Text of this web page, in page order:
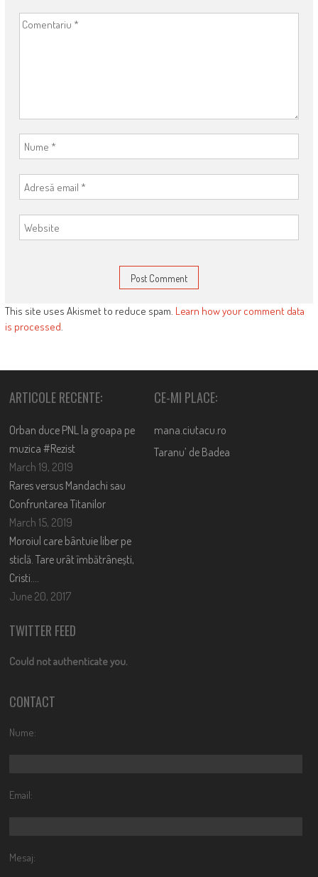
This site uses Akismet to reduce spam. Learn how your comment data
is processed.
ARTICOLE RECENTE:
Orban duce PNL la groapa pe
muzica #Rezist
March 19, 2019
Rares versus Mandachi sau
Confruntarea Titanilor
March 15, 2019
Moroiul care bântuie liber pe
sticlă. Tare urât îmbătrânești,
Cristi….
June 20, 2017
CE-MI PLACE:
mana.ciutacu.ro
Taranu’ de Badea
TWITTER FEED
Could not authenticate you.
CONTACT
Nume:
Email:
Mesaj: